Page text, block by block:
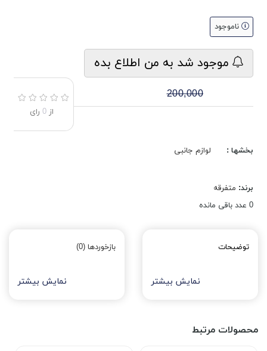
ناموجود
موجود شد به من اطلاع بده
200,000
از 0 رای
بخشها : لوازم جانبی
برند: متفرقه
0 عدد باقی مانده
توضیحات
نمایش بیشتر
بازخوردها (0)
نمایش بیشتر
محصولات مرتبط